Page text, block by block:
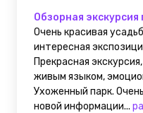
Обзорная
Очень красивая
интересная
Прекрасная
живым языком,
Ухоженный парк.
новой информации...